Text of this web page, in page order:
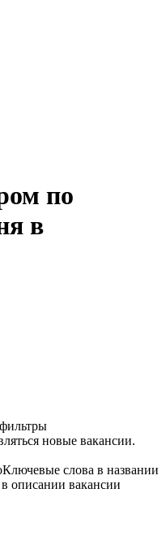
по
в
новые вакансии.
Ключевые слова в названии
описании вакансии